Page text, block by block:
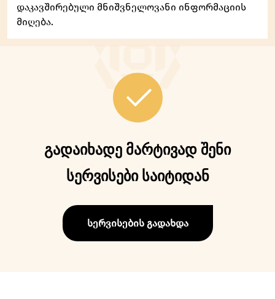
დაკავშირებული მნიშვნელოვანი ინფორმაციის
მიღება.
გადაიხადე მარტივად შენი
სერვისები საიტიდან
სერვისების გადახდა